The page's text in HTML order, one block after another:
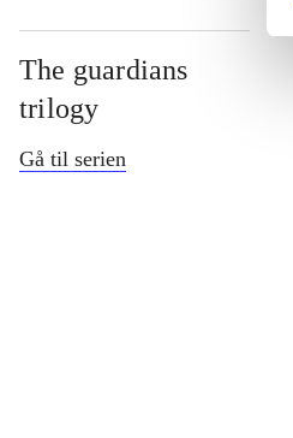
The guardians
trilogy
Gå til serien